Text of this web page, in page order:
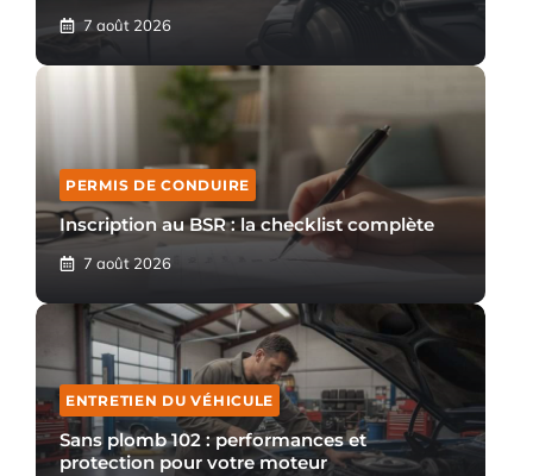
7 août 2026
PERMIS DE CONDUIRE
Inscription au BSR : la checklist complète
7 août 2026
ENTRETIEN DU VÉHICULE
Sans plomb 102 : performances et
protection pour votre moteur